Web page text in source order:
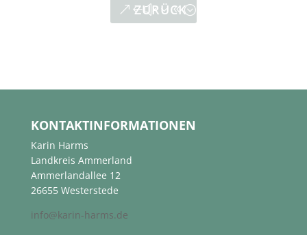
ZURÜCK
KONTAKTINFORMATIONEN
Karin Harms
Landkreis Ammerland
Ammerlandallee 12
26655 Westerstede
info@karin-harms.de